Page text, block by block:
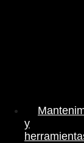
y